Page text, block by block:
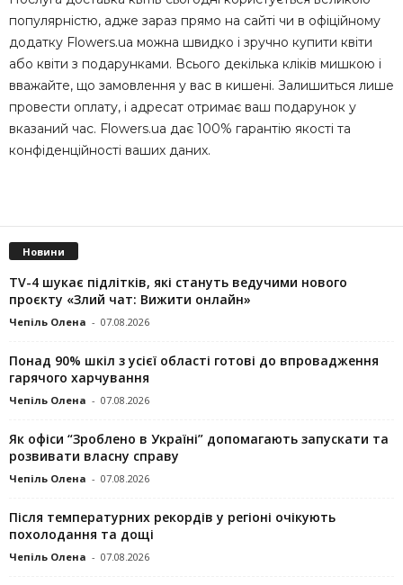
популярністю, адже зараз прямо на сайті чи в офіційному
додатку Flowers.ua можна швидко і зручно купити квіти
або квіти з подарунками. Всього декілька кліків мишкою і
вважайте, що замовлення у вас в кишені. Залишиться лише
провести оплату, і адресат отримає ваш подарунок у
вказаний час. Flowers.ua дає 100% гарантію якості та
конфіденційності ваших даних.
Новини
TV-4 шукає підлітків, які стануть ведучими нового
проєкту «Злий чат: Вижити онлайн»
Чепіль Олена - 07.08.2026
Понад 90% шкіл з усієї області готові до впровадження
гарячого харчування
Чепіль Олена - 07.08.2026
Як офіси “Зроблено в Україні” допомагають запускaти та
розвивати власну справу
Чепіль Олена - 07.08.2026
Після температурних рекордів у регіоні очікують
похолодання та дощі
Чепіль Олена - 07.08.2026